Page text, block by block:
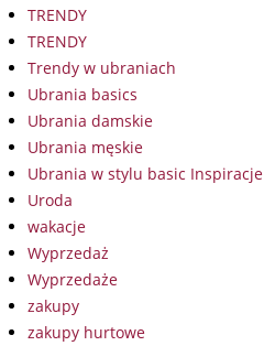
TRENDY
TRENDY
Trendy w ubraniach
Ubrania basics
Ubrania damskie
Ubrania męskie
Ubrania w stylu basic Inspiracje
Uroda
wakacje
Wyprzedaż
Wyprzedaże
zakupy
zakupy hurtowe